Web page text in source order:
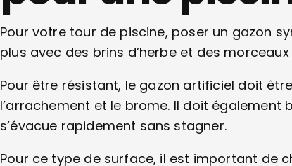
Pour votre tour de piscine, poser un gazon
plus avec des brins d’herbe et des morceaux
Pour être résistant, le gazon artificiel doit
l’arrachement et le brome. Il doit également
s’évacue rapidement sans stagner.
Pour ce type de surface, il est important de